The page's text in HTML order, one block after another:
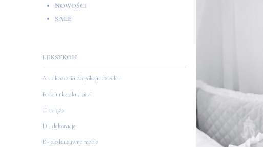
NOWOŚCI
SALE
LEKSYKON
A - akcesoria do pokoju dziecka
B - biurko dla dzieci
C - ciąża
D - dekoracje
E - ekskluzywne meble